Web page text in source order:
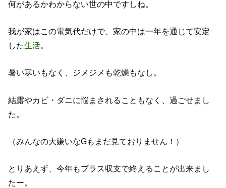
何があるかわからない世の中ですしね。
我が家はこの電気代だけで、家の中は一年を通じて安定
した生活。
暑い寒いもなく、ジメジメも乾燥もなし。
結露やカビ・ダニに悩まされることもなく、過ごせまし
た。
（みんなの大嫌いなGもまだ見ておりません！）
とりあえず、今年もプラス収支で終えることが出来まし
たー。